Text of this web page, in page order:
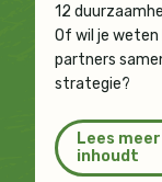
12
Of wil je
partners
strategie?
Lees
inhoudt